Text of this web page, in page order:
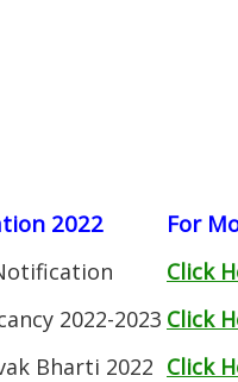
2022 For
Notification
Click
2022-2023 Click
Bharti 2022 Click